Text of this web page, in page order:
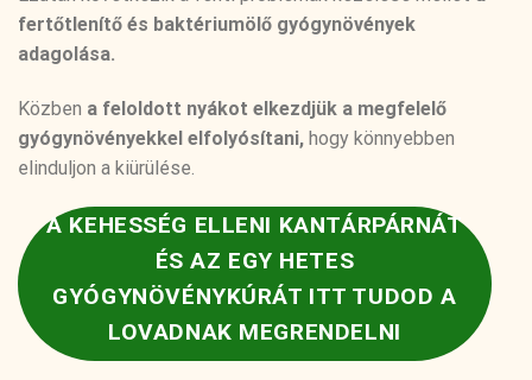
fertőtlenítő és baktériumölő gyógynövények
adagolása.
Közben a feloldott nyákot elkezdjük a megfelelő
gyógynövényekkel elfolyósítani, hogy könnyebben
elinduljon a kiürülése.
A KEHESSÉG ELLENI KANTÁRPÁRNÁT
ÉS AZ EGY HETES
GYÓGYNÖVÉNYKÚRÁT ITT TUDOD A
LOVADNAK MEGRENDELNI